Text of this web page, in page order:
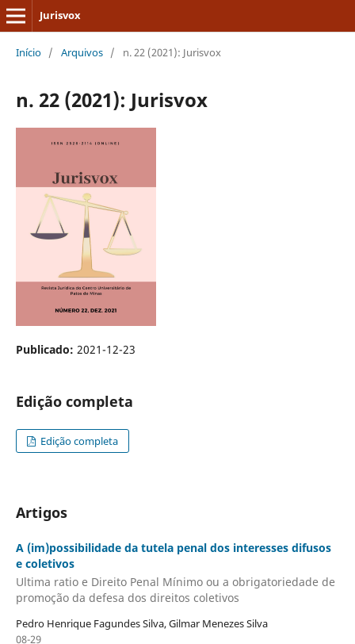
Jurisvox
Início / Arquivos / n. 22 (2021): Jurisvox
n. 22 (2021): Jurisvox
Publicado: 2021-12-23
Edição completa
Edição completa
Artigos
A (im)possibilidade da tutela penal dos interesses difusos
e coletivos
Ultima ratio e Direito Penal Mínimo ou a obrigatoriedade de
promoção da defesa dos direitos coletivos
Pedro Henrique Fagundes Silva, Gilmar Menezes Silva
08-29